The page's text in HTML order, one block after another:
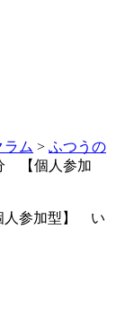
ラム > ふつうの
【個人参加